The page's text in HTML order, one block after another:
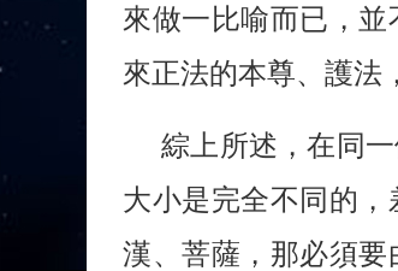
來做一比喻而已，
來正法的本尊、護法
綜上所述，在同
大小是完全不同的
漢、菩薩，那必須